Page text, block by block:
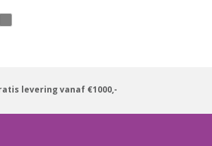
levering vanaf €1000,-